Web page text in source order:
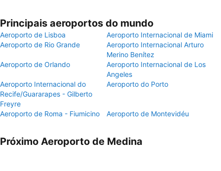
Principais aeroportos do mundo
Aeroporto de Lisboa
Aeroporto Internacional de Miami
Aeroporto de Rio Grande
Aeroporto Internacional Arturo
Merino Benítez
Aeroporto de Orlando
Aeroporto Internacional de Los
Angeles
Aeroporto Internacional do
Recife/Guararapes - Gilberto
Freyre
Aeroporto do Porto
Aeroporto de Roma - Fiumicino Aeroporto de Montevidéu
Próximo Aeroporto de Medina